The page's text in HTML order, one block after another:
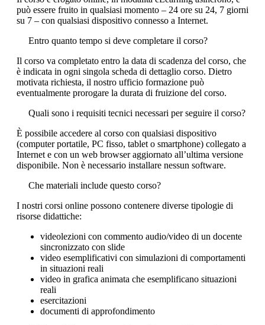
può essere fruito in qualsiasi momento – 24 ore su 24, 7 giorni
su 7 – con qualsiasi dispositivo connesso a Internet.
Entro quanto tempo si deve completare il corso?
Il corso va completato entro la data di scadenza del corso, che
è indicata in ogni singola scheda di dettaglio corso. Dietro
motivata richiesta, il nostro ufficio formazione può
eventualmente prorogare la durata di fruizione del corso.
Quali sono i requisiti tecnici necessari per seguire il corso?
È possibile accedere al corso con qualsiasi dispositivo
(computer portatile, PC fisso, tablet o smartphone) collegato a
Internet e con un web browser aggiornato all’ultima versione
disponibile. Non è necessario installare nessun software.
Che materiali include questo corso?
I nostri corsi online possono contenere diverse tipologie di
risorse didattiche:
videolezioni con commento audio/video di un docente
sincronizzato con slide
video esemplificativi con simulazioni di comportamenti
in situazioni reali
video in grafica animata che esemplificano situazioni
reali
esercitazioni
documenti di approfondimento